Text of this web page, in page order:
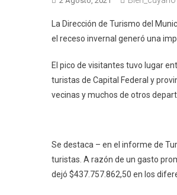
La Dirección de Turismo del
el receso invernal generó una
El pico de visitantes tuvo lugar
turistas de Capital Federal y
vecinas y muchos de otros
Se destaca – en el informe de
turistas. A razón de un gasto
dejó $437.757.862,50 en los